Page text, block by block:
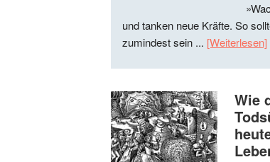
und tanken neue Kräfte. So
zumindest sein ... [Weiterlesen]
Wie